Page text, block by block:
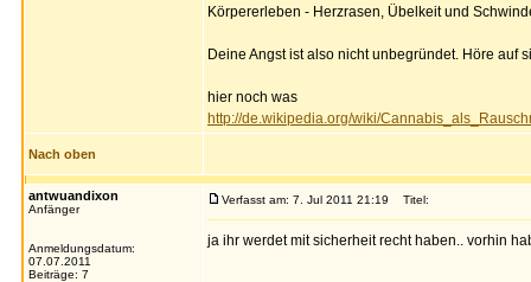
Körpererleben - Herzrasen, Übelkeit und
Deine Angst ist also nicht unbegründet. Höre auf
hier noch was
http://de.wikipedia.org/wiki/
Nach oben
antwuandixon
Anfänger
Anmeldungsdatum:
07.07.2011
Beiträge: 7
Verfasst am: 7. Jul 2011 21:19 Titel:
ja ihr werdet mit sicherheit recht haben.. vorhin